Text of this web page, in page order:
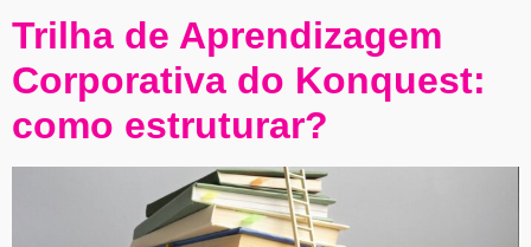
Trilha de Aprendizagem
Corporativa do Konquest:
como estruturar?